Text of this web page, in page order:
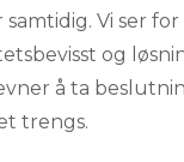
Vi ser
og
å ta
trengs.